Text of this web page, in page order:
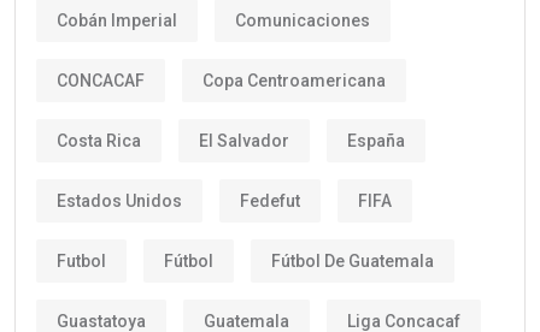
Cobán Imperial Comunicaciones
CONCACAF Copa Centroamericana
Costa Rica El Salvador España
Estados Unidos Fedefut FIFA
Futbol Fútbol Fútbol De Guatemala
Guastatoya Guatemala Liga Concacaf